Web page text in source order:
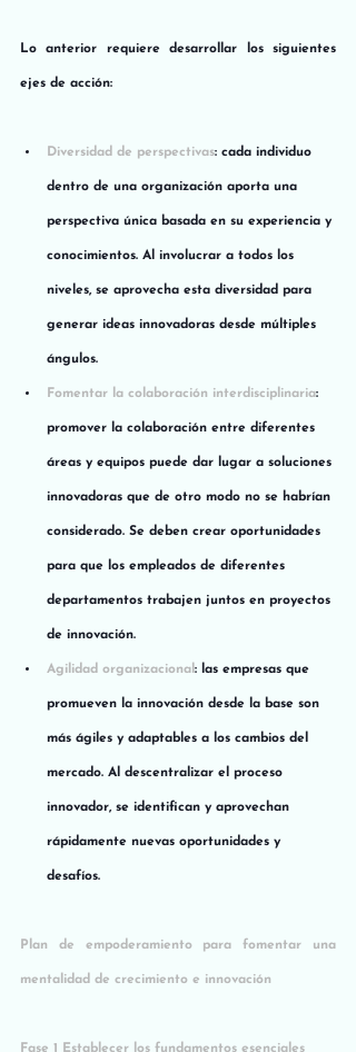
Lo anterior requiere desarrollar los siguientes
ejes de acción:
Diversidad de perspectivas: cada individuo
dentro de una organización aporta una
perspectiva única basada en su experiencia y
conocimientos. Al involucrar a todos los
niveles, se aprovecha esta diversidad para
generar ideas innovadoras desde múltiples
ángulos.
Fomentar la colaboración interdisciplinaria:
promover la colaboración entre diferentes
áreas y equipos puede dar lugar a soluciones
innovadoras que de otro modo no se habrían
considerado. Se deben crear oportunidades
para que los empleados de diferentes
departamentos trabajen juntos en proyectos
de innovación.
Agilidad organizacional : las empresas que
promueven la innovación desde la base son
más ágiles y adaptables a los cambios del
mercado. Al descentralizar el proceso
innovador, se identifican y aprovechan
rápidamente nuevas oportunidades y
desafíos.
Plan de empoderamiento para fomentar una
mentalidad de crecimiento e innovación
Fase 1 Establecer los fundamentos esenciales